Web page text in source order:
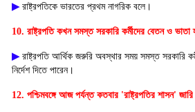
▶ রাষ্ট্রপতিকে ভারতের প্রথম নাগরিক বলে।
10. রাষ্ট্রপতি কখন সমস্ত সরকারি কর্মীদের বেতন ও ভাতা
▶ রাষ্ট্রপতি আর্থিক জরুরি অবস্থার সময় সমস্ত সরকারি
নির্দেশ দিতে পারেন।
12. পশ্চিমবঙ্গে আজ পর্যন্ত কতবার 'রাষ্ট্রপতির শাসন'